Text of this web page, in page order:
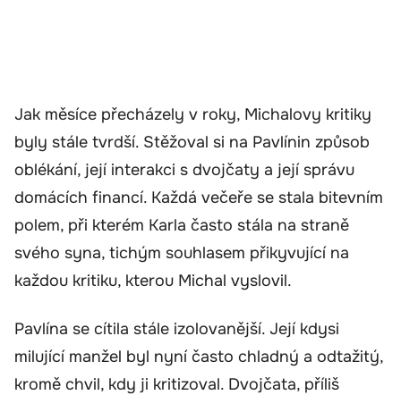
Jak měsíce přecházely v roky, Michalovy kritiky
byly stále tvrdší. Stěžoval si na Pavlínin způsob
oblékání, její interakci s dvojčaty a její správu
domácích financí. Každá večeře se stala bitevním
polem, při kterém Karla často stála na straně
svého syna, tichým souhlasem přikyvující na
každou kritiku, kterou Michal vyslovil.
Pavlína se cítila stále izolovanější. Její kdysi
milující manžel byl nyní často chladný a odtažitý,
kromě chvil, kdy ji kritizoval. Dvojčata, příliš